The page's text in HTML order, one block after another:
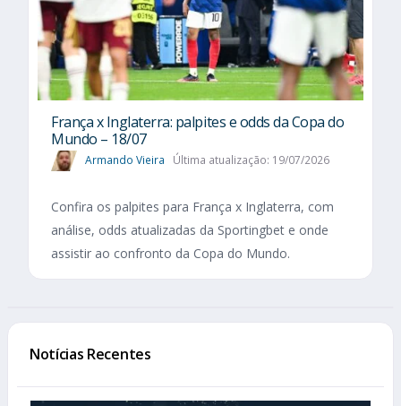
França x Inglaterra: palpites e odds da Copa do
Mundo – 18/07
Armando Vieira Última atualização: 19/07/2026
Confira os palpites para França x Inglaterra, com
análise, odds atualizadas da Sportingbet e onde
assistir ao confronto da Copa do Mundo.
Notícias Recentes